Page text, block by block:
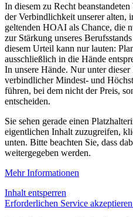
In diesem zu Recht
der Verbindlichkeit unserer alten,
geltenden HOAI als Chance, die
zur Stärkung unseres
diesem Urteil kann nur lauten:
ausschließlich in die Hände
In unsere Hände. Nur unter
verbindlicher Mindest- und
führen, bei dem nicht der Preis,
entscheiden.
Sie sehen gerade einen
eigentlichen Inhalt zuzugreifen,
unten. Bitte beachten Sie, dass
weitergegeben werden.
Mehr Informationen
Inhalt entsperren
Erforderlichen Service